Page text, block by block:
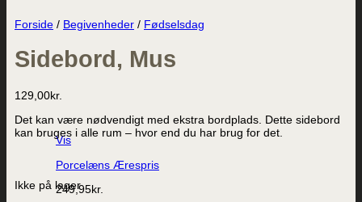
Vis
Porcelæns Ærespris
249,95kr.
Forside / Begivenheder / Fødselsdag
Sidebord, Mus
129,00kr.
Det kan være nødvendigt med ekstra bordplads. Dette sidebord
kan bruges i alle rum – hvor end du har brug for det.
Ikke på lager